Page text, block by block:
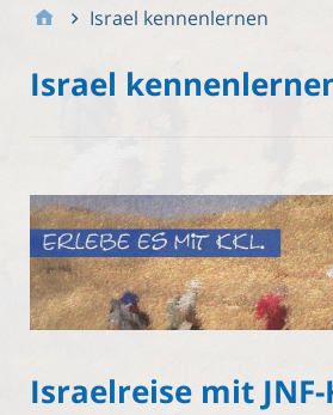
Israel kennenlernen
Israel
Israelreise mit JNF-